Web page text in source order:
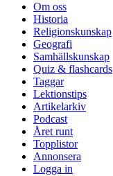
Om oss
Historia
Religionskunskap
Geografi
Samhällskunskap
Quiz & flashcards
Taggar
Lektionstips
Artikelarkiv
Podcast
Året runt
Topplistor
Annonsera
Logga in